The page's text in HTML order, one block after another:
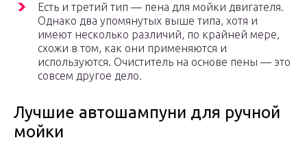
Есть и третий тип — пена для мойки двигателя.
Однако два упомянутых выше типа, хотя и
имеют несколько различий, по крайней мере,
схожи в том, как они применяются и
используются. Очиститель на основе пены — это
совсем другое дело.
Лучшие автошампуни для ручной
мойки